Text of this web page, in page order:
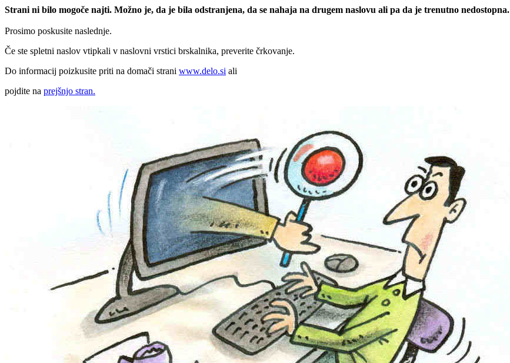
Strani ni bilo mogoče najti. Možno je, da je bila odstranjena, da se nahaja na drugem naslovu ali pa da je trenutno nedostopna.
Prosimo poskusite naslednje.
Če ste spletni naslov vtipkali v naslovni vrstici brskalnika, preverite črkovanje.
Do informacij poizkusite priti na domači strani www.delo.si ali
pojdite na prejšnjo stran.